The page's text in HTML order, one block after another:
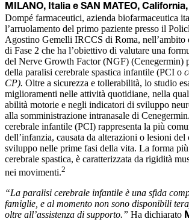
MILANO, Italia e SAN MATEO,
Dompé farmaceutici, azienda biofarmaceutica
l’arruolamento del primo paziente presso il
Agostino Gemelli IRCCS di Roma,
di Fase 2 che ha l’obiettivo di valutare una
del Nerve Growth Factor (NGF) (Cenegermin)
della paralisi cerebrale spastica infantile (PCI o
CP). Oltre a sicurezza e tollerabilità, lo studio
miglioramenti nelle attività quotidiane, nella
abilità motorie e negli indicatori di sviluppo
alla somministrazione intranasale di
cerebrale infantile (PCI) rappresenta la più
dell’infanzia, causata da alterazioni o lesioni
sviluppo nelle prime fasi della vita. La forma
cerebrale spastica, è caratterizzata da rigidità
nei movimenti.2
“La paralisi cerebrale infantile è una sfida
famiglie, e al momento non sono disponibili
oltre all’assistenza di supporto.” Ha dichiarato